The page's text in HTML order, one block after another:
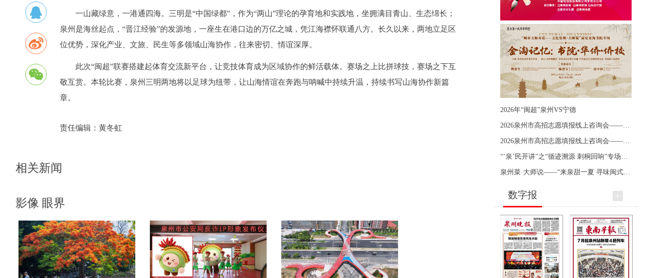
一山藏绿意，一港通四海。三明是“中国绿都”，作为“两山”理论的孕育地和实践地，坐拥满目青山、生态绵长；
泉州是海丝起点，“晋江经验”的发源地，一座生在港口边的万亿之城，凭江海襟怀联通八方。长久以来，两地立足区
位优势，深化产业、文旅、民生等多领域山海协作，往来密切、情谊深厚。
此次“闽超”联赛搭建起体育交流新平台，让竞技体育成为区域协作的鲜活载体。赛场之上比拼球技，赛场之下互
敬互赏。本轮比赛，泉州三明两地将以足球为纽带，让山海情谊在奔跑与呐喊中持续升温，持续书写山海协作新篇
章。
责任编辑： 黄冬虹
相关新闻
影像 眼界
2026年“闽超”泉州VS宁德
数字报